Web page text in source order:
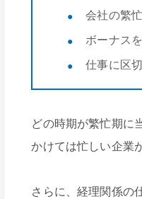
会社の繁
ボーナス
仕事に区
どの時期が繁忙期に
かけては忙しい企業
さらに、経理関係の